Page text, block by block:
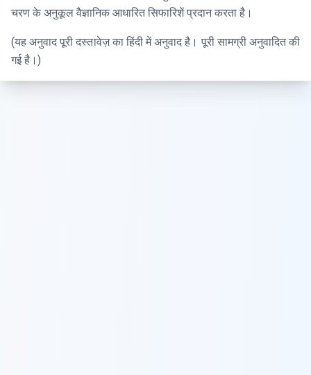
चरण के अनुकूल वैज्ञानिक आधारित सिफारिशें प्रदान करता है।
(यह अनुवाद पूरी दस्तावेज़ का हिंदी में अनुवाद है। पूरी सामग्री अनुवादित की
गई है।)